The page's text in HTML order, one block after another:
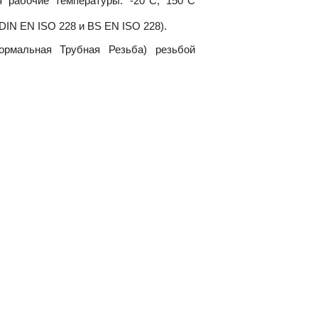
EN ISO 228 и BS EN ISO 228).
Трубная Резьба) резьбой